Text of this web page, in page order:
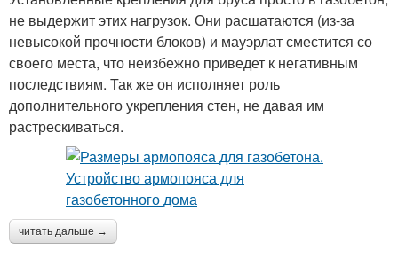
не выдержит этих нагрузок. Они расшатаются (из-за
невысокой прочности блоков) и мауэрлат сместится со
своего места, что неизбежно приведет к негативным
последствиям. Так же он исполняет роль
дополнительного укрепления стен, не давая им
растрескиваться.
читать дальше →